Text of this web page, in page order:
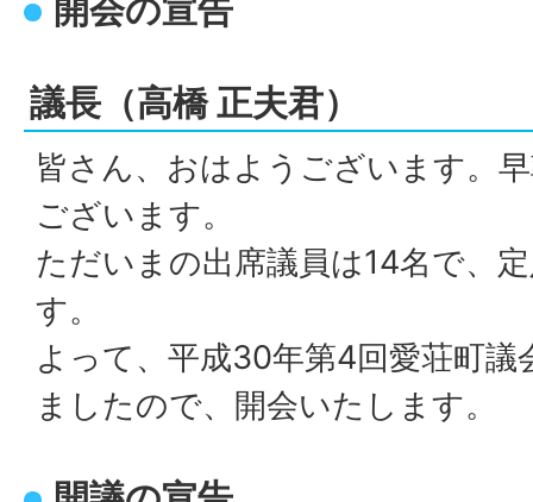
開会の宣告
議長（高橋 正夫君）
皆さん、おはようございます。
ございます。
ただいまの出席議員は14名で、
す。
よって、平成30年第4回愛荘町議
ましたので、開会いたします。